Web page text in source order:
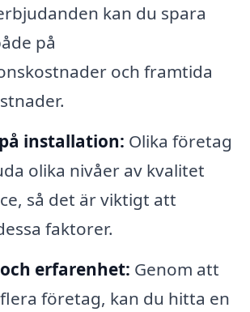
kan du spara
på
och framtida
installation: Olika företag
olika nivåer av kvalitet
så det är viktigt att
faktorer.
erfarenhet: Genom att
företag, kan du hitta en